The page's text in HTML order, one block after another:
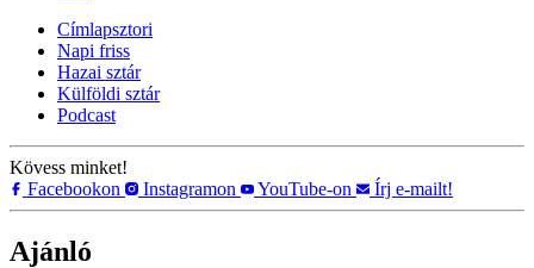
Címlapsztori
Napi friss
Hazai sztár
Külföldi sztár
Podcast
Kövess minket!
Facebookon
Instagramon YouTube-on Írj e-mailt!
Ajánló